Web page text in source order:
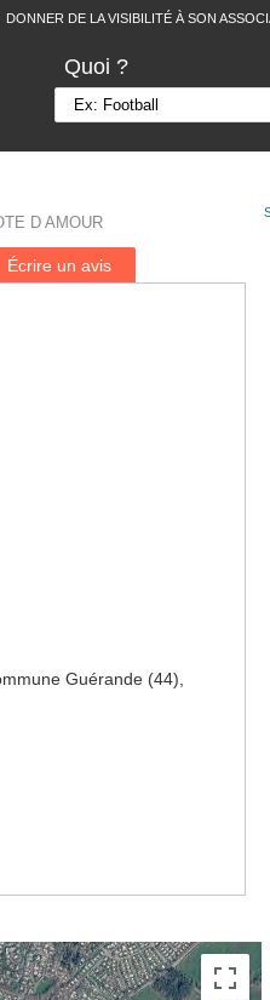
DONNER DE LA VISIBILITÉ À SON
Quoi ?
D AMOUR
Écrire un avis
Guérande (44),